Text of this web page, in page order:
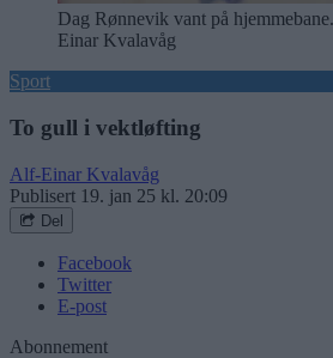
Dag Rønnevik vant på
Einar Kvalavåg
Sport
To gull i vektløfting
Alf-Einar Kvalavåg
Publisert 19. jan 25 kl. 20:09
Del
Facebook
Twitter
E-post
Abonnement